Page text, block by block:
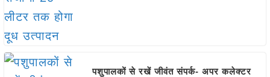
पशुपालकों से रखें जीवंत संपर्क- अपर कलेक्टर